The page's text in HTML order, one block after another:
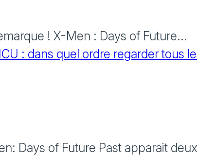
! X-Men : Days of Future...
: dans quel ordre regarder tous
Days of Future Past apparait